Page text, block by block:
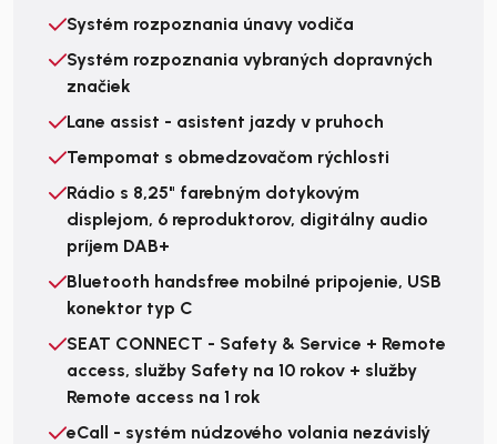
Systém rozpoznania únavy vodiča
Systém rozpoznania vybraných dopravných
značiek
Lane assist - asistent jazdy v pruhoch
Tempomat s obmedzovačom rýchlosti
Rádio s 8,25" farebným dotykovým
displejom, 6 reproduktorov, digitálny audio
príjem DAB+
Bluetooth handsfree mobilné pripojenie, USB
konektor typ C
SEAT CONNECT - Safety & Service + Remote
access, služby Safety na 10 rokov + služby
Remote access na 1 rok
eCall - systém núdzového volania nezávislý